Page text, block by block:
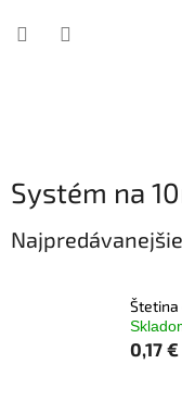
Systém na
Najpredávanejšie
Štetina
0,17 €